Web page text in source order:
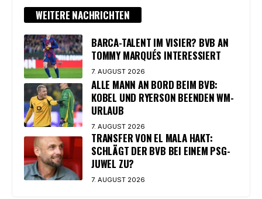
WEITERE NACHRICHTEN
BARCA-TALENT IM VISIER? BVB AN
TOMMY MARQUÉS INTERESSIERT
7. AUGUST 2026
ALLE MANN AN BORD BEIM BVB:
KOBEL UND RYERSON BEENDEN WM-
URLAUB
7. AUGUST 2026
TRANSFER VON EL MALA HAKT:
SCHLÄGT DER BVB BEI EINEM PSG-
JUWEL ZU?
7. AUGUST 2026